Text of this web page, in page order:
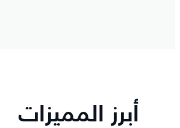
أبرز المميزات